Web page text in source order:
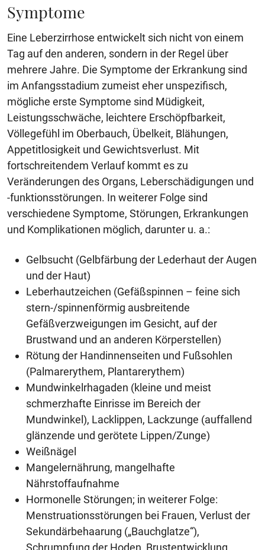
Symptome
Eine Leberzirrhose entwickelt sich nicht von einem
Tag auf den anderen, sondern in der Regel über
mehrere Jahre. Die Symptome der Erkrankung sind
im Anfangsstadium zumeist eher unspezifisch,
mögliche erste Symptome sind Müdigkeit,
Leistungsschwäche, leichtere Erschöpfbarkeit,
Völlegefühl im Oberbauch, Übelkeit, Blähungen,
Appetitlosigkeit und Gewichtsverlust. Mit
fortschreitendem Verlauf kommt es zu
Veränderungen des Organs, Leberschädigungen und
-funktionsstörungen. In weiterer Folge sind
verschiedene Symptome, Störungen, Erkrankungen
und Komplikationen möglich, darunter u. a.:
Gelbsucht (Gelbfärbung der Lederhaut der Augen
und der Haut)
Leberhautzeichen (Gefäßspinnen – feine sich
stern-/spinnenförmig ausbreitende
Gefäßverzweigungen im Gesicht, auf der
Brustwand und an anderen Körperstellen)
Rötung der Handinnenseiten und Fußsohlen
(Palmarerythem, Plantarerythem)
Mundwinkelrhagaden (kleine und meist
schmerzhafte Einrisse im Bereich der
Mundwinkel), Lacklippen, Lackzunge (auffallend
glänzende und gerötete Lippen/Zunge)
Weißnägel
Mangelernährung, mangelhafte
Nährstoffaufnahme
Hormonelle Störungen; in weiterer Folge:
Menstruationsstörungen bei Frauen, Verlust der
Sekundärbehaarung („Bauchglatze“),
Schrumpfung der Hoden, Brustentwicklung,